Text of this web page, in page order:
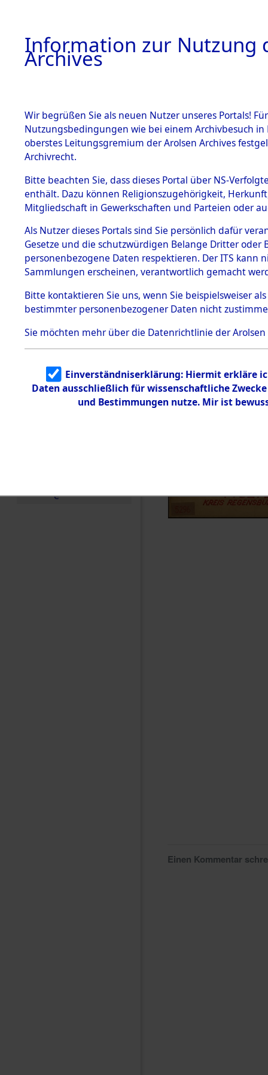
BESTÄNDE
1.
mente
5. Verschiedenes
5.3
Todesmärsche
5.3.1 Alliierte
Erhebungen
zu
Todesmärsch
en
5.3.2
Identifizierun
g
5.3.3
Todesmärsch
e
Dead -
Branch -
Einen Kommentar
Information zur Nutzung
Archives
Wir begrüßen Sie als neuen Nutzer unseres Portals!
Nutzungsbedingungen wie bei einem Archivbesuch
oberstes Leitungsgremium der Arolsen Archives
Archivrecht.
Bitte beachten Sie, dass dieses Portal über NS-
enthält. Dazu können Religionszugehörigkeit,
Mitgliedschaft in Gewerkschaften und Parteien oder
Als Nutzer dieses Portals sind Sie persönlich dafür
Gesetze und die schutzwürdigen Belange Dritter
personenbezogene Daten respektieren. Der ITS
Sammlungen erscheinen, verantwortlich gemacht
Bitte kontaktieren Sie uns, wenn Sie beispielsweiser
bestimmter personenbezogener Daten nicht
Sie möchten mehr über die Datenrichtlinie der Arolsen
Einverständniserklärung: Hiermit erkläre
Daten ausschließlich für wissenschaftliche
und Bestimmungen nutze. Mir ist